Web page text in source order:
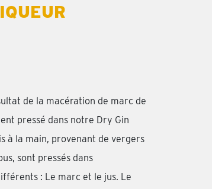
de la macération de marc de
pressé dans notre Dry Gin
à la main, provenant de vergers
sont pressés dans
: Le marc et le jus. Le